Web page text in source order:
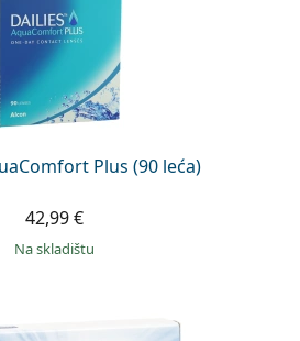
Plus (90 leća)
42,99 €
na skladištu